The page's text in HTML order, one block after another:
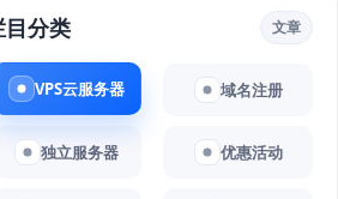
目分类 文章
VPS云服务器 域名注册
独立服务器 优惠活动